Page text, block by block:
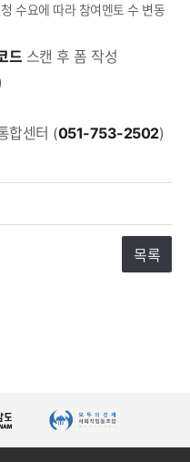
수요에 따라 참여멘토 수 변동
드 스캔 후 폼 작성
합센터 (051-753-2502)
목록